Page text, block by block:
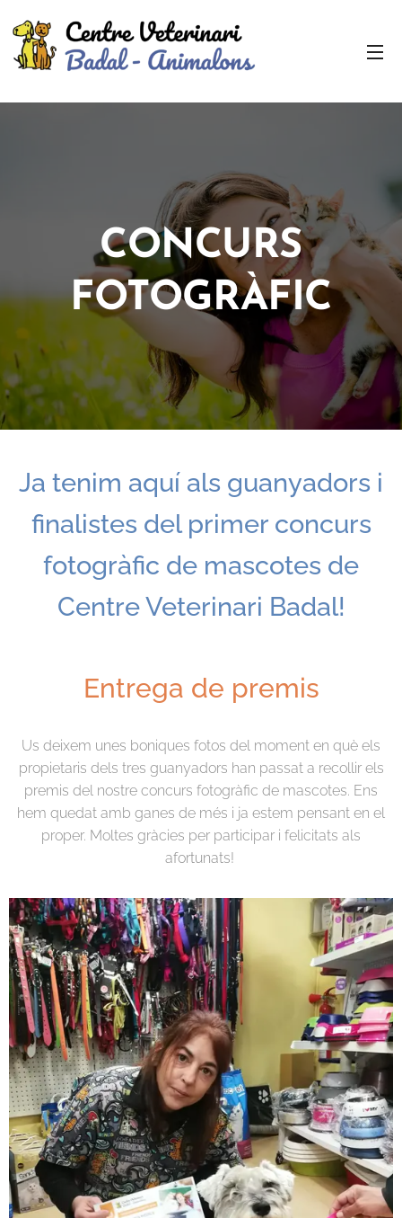
CONCURS
FOTOGRÀFIC
Ja tenim aquí als guanyadors i
finalistes del primer concurs
fotogràfic de mascotes de
Centre Veterinari Badal!
Entrega de premis
Us deixem unes boniques fotos del moment en què els
propietaris dels tres guanyadors han passat a recollir els
premis del nostre concurs fotogràfic de mascotes. Ens
hem quedat amb ganes de més i ja estem pensant en el
proper. Moltes gràcies per participar i felicitats als
afortunats!